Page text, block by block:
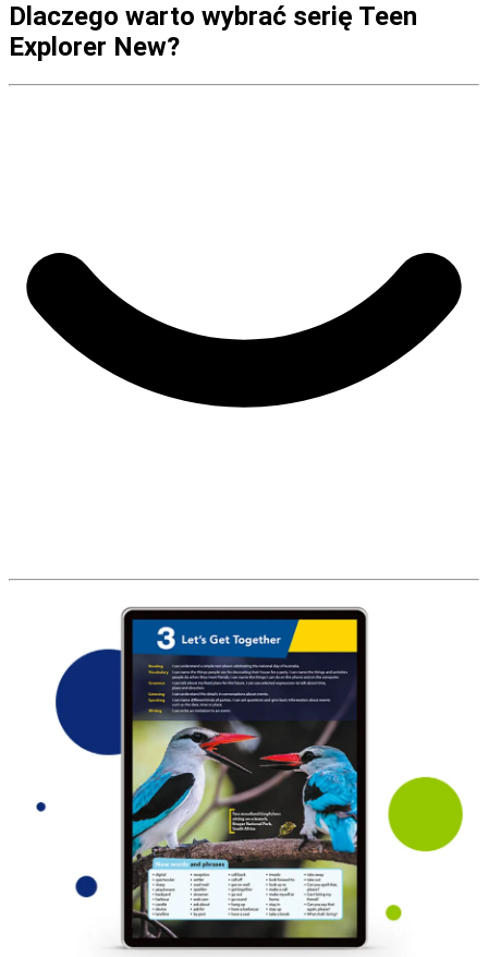
Dlaczego warto wybrać serię Teen
Explorer New?